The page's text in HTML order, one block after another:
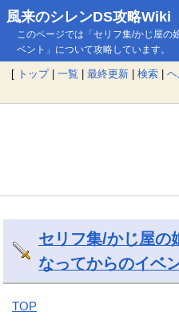
風来のシレンDS攻略Wiki
このページでは「セリフ集/かじ屋の
ベント」について攻略しています。
[ トップ| 一覧 | 最終更新 | 検索 |
セリフ集/かじ屋の
なってからのイベ
TOP